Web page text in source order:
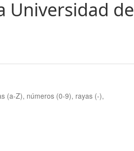
Universidad de
(a-Z), números (0-9), rayas (-),